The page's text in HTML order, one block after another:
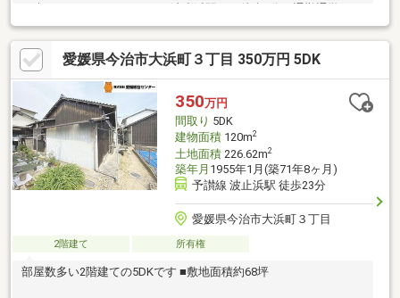
とても便利です
愛媛県今治市大浜町３丁目 350万円 5DK
350万円
間取り 5DK
建物面積120m2
土地面積226.62m2
築年月 1955年1月(築71年8ヶ月)
予讃線 波止浜駅 徒歩23分
愛媛県今治市大浜町３丁目
2階建て 所有権
部屋数多い2階建ての5DKです ■敷地面積約68坪